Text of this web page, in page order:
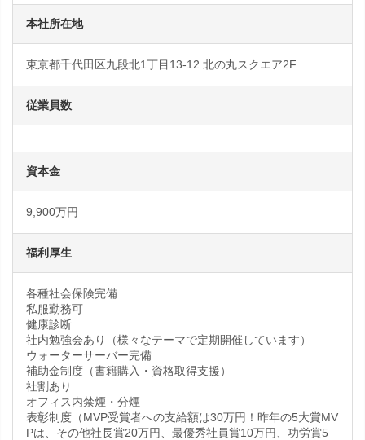
本社所在地
東京都千代田区九段北1丁目13-12 北の丸スクエア2F
従業員数
資本金
9,900万円
福利厚生
各種社会保険完備
私服勤務可
健康診断
社内勉強会あり（様々なテーマで定期開催しています）
ウォーターサーバー完備
補助金制度（書籍購入・資格取得支援）
社割あり
オフィス内禁煙・分煙
表彰制度（MVP受賞者への支給額は30万円！昨年の5大賞MV
Pは、その他社長賞20万円、最優秀社員賞10万円、功労賞5